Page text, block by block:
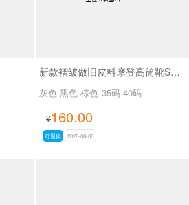
新款褶皱做旧皮料摩登高筒靴SA3061
灰色 黑色 棕色 35码-40码
¥160.00
可退换 2026-08-06